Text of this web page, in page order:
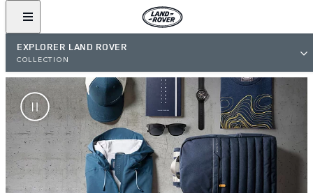
EXPLORER LAND ROVER
COLLECTION